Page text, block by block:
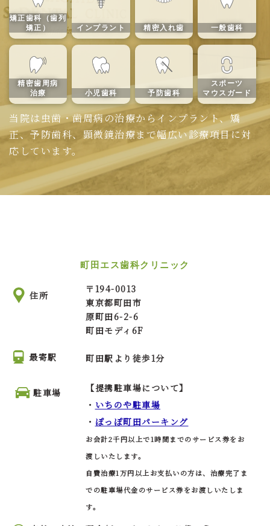
当院は虫歯・歯周病の治療からインプラント、矯
正、予防歯科、顕微鏡治療まで幅広い診療項目に対
応しています。
矯正歯科（歯列
矯正）
インプラント 精密入れ歯 一般歯科
精密歯周病
治療
小児歯科 予防歯科
スポーツ
マウスガード
町田エス歯科クリニック
住所
〒 194-0013
東京都町田市
原町田6-2-6
町田モディ6F
最寄駅 町田駅より徒歩1分
駐車場
【提携駐車場について】
・ いちのや駐車場
・ ぽっぽ町田パーキング
お会計2千円以上で1時間までのサービス券をお
渡しいたします。
自費治療1万円以上お支払いの方は、治療完了ま
での駐車場代金のサービス券をお渡しいたしま
す。